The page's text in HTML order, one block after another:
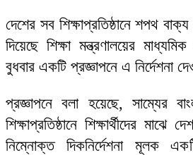
দেশের সব শিক্ষাপ্রতিষ্ঠানে শপথ
দিয়েছে শিক্ষা মন্ত্রণালয়ের
বুধবার একটি প্রজ্ঞাপনে এ নির্দেশনা
প্রজ্ঞাপনে বলা হয়েছে, সাম্যের
শিক্ষাপ্রতিষ্ঠানে শিক্ষার্থীদের
নিম্নোক্ত দিকনির্দেশনা মূলক